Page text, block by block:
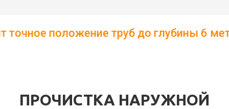
до глубины 6 метров ┃
ПРОЧИСТКА НАРУЖНОЙ